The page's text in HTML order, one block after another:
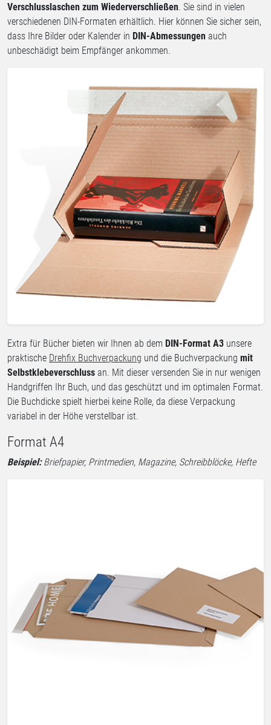
Verschlusslaschen zum Wiederverschließen. Sie sind in vielen
verschiedenen DIN-Formaten erhältlich. Hier können Sie sicher sein,
dass Ihre Bilder oder Kalender in DIN-Abmessungen auch
unbeschädigt beim Empfänger ankommen.
Extra für Bücher bieten wir Ihnen ab dem DIN-Format A3 unsere
praktische Drehfix Buchverpackung und die Buchverpackung mit
Selbstklebeverschluss an. Mit dieser versenden Sie in nur wenigen
Handgriffen Ihr Buch, und das geschützt und im optimalen Format.
Die Buchdicke spielt hierbei keine Rolle, da diese Verpackung
variabel in der Höhe verstellbar ist.
Format A4
Beispiel:Briefpapier, Printmedien, Magazine, Schreibblöcke, Hefte